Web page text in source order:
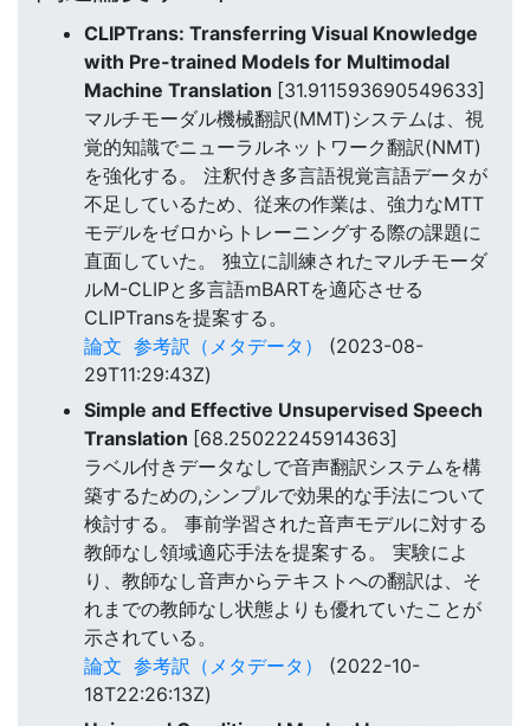
CLIPTrans: Transferring Visual Knowledge
with Pre-trained Models for Multimodal
Machine Translation [31.911593690549633]
マルチモーダル機械翻訳(MMT)システムは、視
覚的知識でニューラルネットワーク翻訳(NMT)
を強化する。 注釈付き多言語視覚言語データが
不足しているため、従来の作業は、強力なMTT
モデルをゼロからトレーニングする際の課題に
直面していた。 独立に訓練されたマルチモーダ
ルM-CLIPと多言語mBARTを適応させる
CLIPTransを提案する。
論文 参考訳（メタデータ）
(2023-08-
29T11:29:43Z)
Simple and Effective Unsupervised Speech
Translation [68.25022245914363]
ラベル付きデータなしで音声翻訳システムを構
築するための,シンプルで効果的な手法について
検討する。 事前学習された音声モデルに対する
教師なし領域適応手法を提案する。 実験によ
り、教師なし音声からテキストへの翻訳は、そ
れまでの教師なし状態よりも優れていたことが
示されている。
論文 参考訳（メタデータ）
(2022-10-
18T22:26:13Z)